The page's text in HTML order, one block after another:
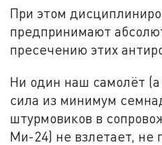
При этом
предпринимают
пресечению этих
Ни один наш самолёт (а
сила из минимум
штурмовиков в
Ми-24) не взлетает, не